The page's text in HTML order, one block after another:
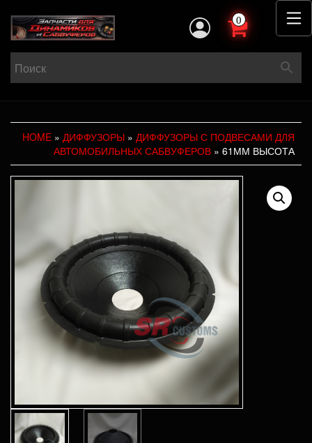
0
HOME » ДИФФУЗОРЫ » ДИФФУЗОРЫ С ПОДВЕСАМИ ДЛЯ
АВТОМОБИЛЬНЫХ САБВУФЕРОВ » 61ММ ВЫСОТА